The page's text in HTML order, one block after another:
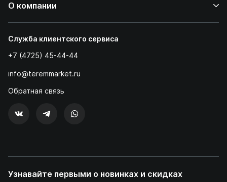
О компании
Служба клиентского сервиса
+7 (4725) 45-44-44
info@teremmarket.ru
Обратная связь
Узнавайте первыми о новинках и скидках